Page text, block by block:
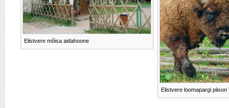
Elistvere mõisa aidahoone
Elistvere loomapargi piison